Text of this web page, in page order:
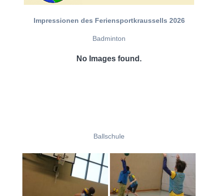
Impressionen des Feriensportkraussells 2026
Badminton
No Images found.
Ballschule